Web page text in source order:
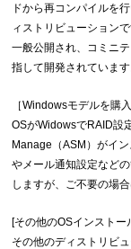
ドから再コンパイルを
ィストリビューション
一般公開され、コミニ
指して開発されています
［Windowsモデルを購
OSがWidowsでRAID設
Manage（ASM）がイ
やメール通知設定など
しますが、ご不要の場
[その他のOSインストー
その他のディストリビ